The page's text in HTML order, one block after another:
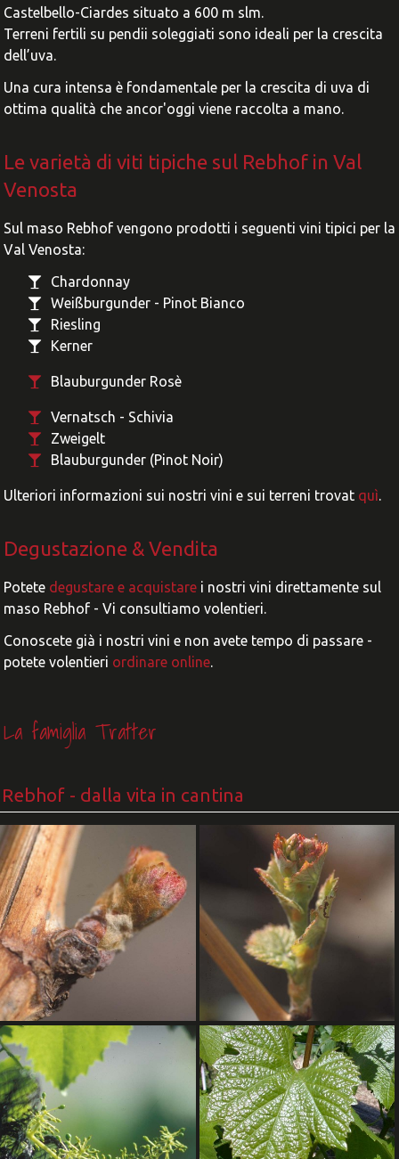
Castelbello-Ciardes situato a 600 m slm.
Terreni fertili su pendii soleggiati sono ideali per la crescita
dell’uva.
Una cura intensa è fondamentale per la crescita di uva di
ottima qualità che ancor'oggi viene raccolta a mano.
Le varietà di viti tipiche sul Rebhof in Val
Venosta
Sul maso Rebhof vengono prodotti i seguenti vini tipici per la
Val Venosta:
Chardonnay
Weißburgunder - Pinot Bianco
Riesling
Kerner
Blauburgunder Rosè
Vernatsch - Schivia
Zweigelt
Blauburgunder (Pinot Noir)
Ulteriori informazioni sui nostri vini e sui terreni trovat quì.
Degustazione & Vendita
Potete degustare e acquistare i nostri vini direttamente sul
maso Rebhof - Vi consultiamo volentieri.
Conoscete già i nostri vini e non avete tempo di passare -
potete volentieri ordinare online.
La famiglia Tratter
Rebhof - dalla vita in cantina